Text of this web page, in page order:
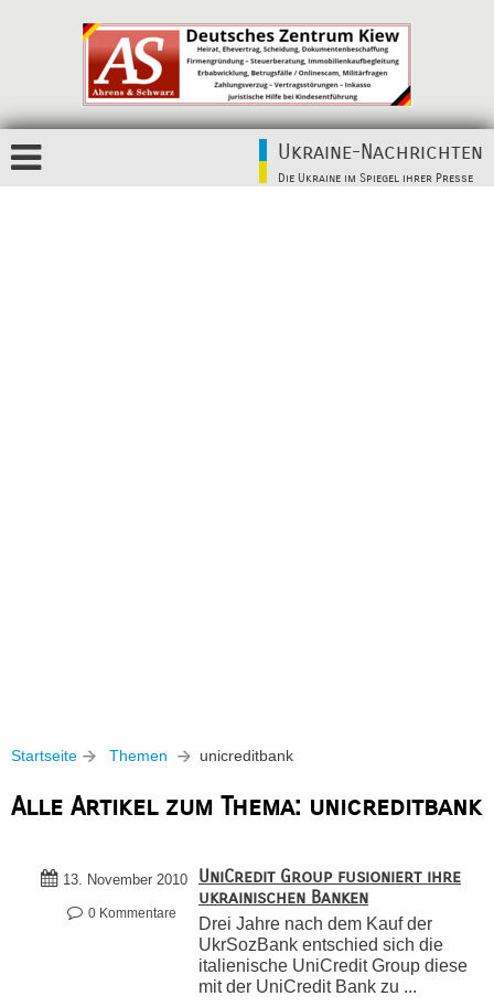
Ukraine-Nachrichten
Die Ukraine im Spiegel ihrer Presse
Startseite Themen unicreditbank
Alle Artikel zum Thema: unicreditbank
13. November 2010
0 Kommentare
UniCredit Group fusioniert ihre
ukrainischen Banken
Drei Jahre nach dem Kauf der
UkrSozBank entschied sich die
italienische UniCredit Group diese
mit der UniCredit Bank zu ...